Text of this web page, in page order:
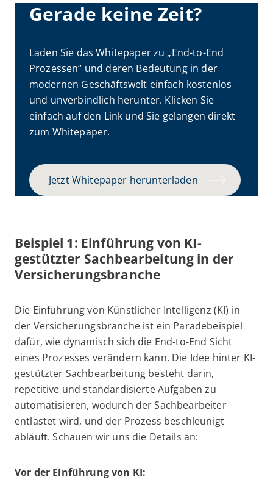
Gerade keine Zeit?
Laden Sie das Whitepaper zu „End-to-End
Prozessen“ und deren Bedeutung in der
modernen Geschäftswelt einfach kostenlos
und unverbindlich herunter. Klicken Sie
einfach auf den Link und Sie gelangen direkt
zum Whitepaper.
Jetzt Whitepaper herunterladen
Beispiel 1: Einführung von KI-
gestützter Sachbearbeitung in der
Versicherungsbranche
Die Einführung von Künstlicher Intelligenz (KI) in
der Versicherungsbranche ist ein Paradebeispiel
dafür, wie dynamisch sich die End-to-End Sicht
eines Prozesses verändern kann. Die Idee hinter KI-
gestützter Sachbearbeitung besteht darin,
repetitive und standardisierte Aufgaben zu
automatisieren, wodurch der Sachbearbeiter
entlastet wird, und der Prozess beschleunigt
abläuft. Schauen wir uns die Details an:
Vor der Einführung von KI: